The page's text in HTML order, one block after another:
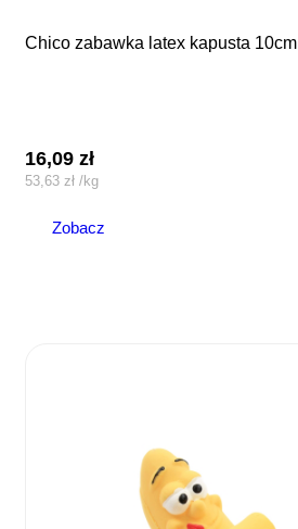
chico zabawka latex kapusta 10cm
16,09zł
53,63zł /kg
Zobacz